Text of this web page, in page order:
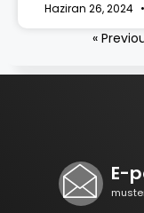
Haziran 26, 2024
«
E-